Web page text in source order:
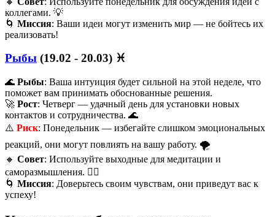
коллегами. 💡
🌀 Миссия: Ваши идеи могут изменить мир — не бойтесь их
реализовать!
Рыбы (19.02 - 20.03) ♓️
🌊 Рыбы: Ваша интуиция будет сильной на этой неделе, что
поможет вам принимать обоснованные решения.
🚀 Рост: Четверг — удачный день для установки новых
контактов и сотрудничества. 🌊
⚠️ Риск: Понедельник — избегайте слишком эмоциональных
реакций, они могут повлиять на вашу работу. 🌪️
🔸 Совет: Используйте выходные для медитации и
саморазмышления. 🧘‍♂️
🌀 Миссия: Доверьтесь своим чувствам, они приведут вас к
успеху!